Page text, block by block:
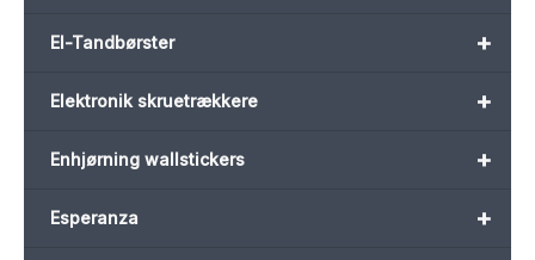
+
El-Tandbørster
+
Elektronik skruetrækkere
+
Enhjørning wallstickers
+
Esperanza